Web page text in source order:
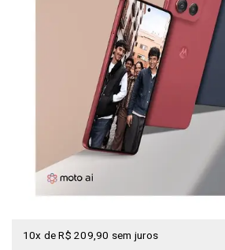
10x de R$ 209,90 sem juros